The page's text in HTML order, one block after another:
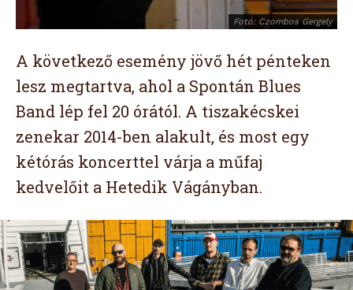
Fotó: Czombos Gergely
A következő esemény jövő hét pénteken
lesz megtartva, ahol a Spontán Blues
Band lép fel 20 órától. A tiszakécskei
zenekar 2014-ben alakult, és most egy
kétórás koncerttel várja a műfaj
kedvelőit a Hetedik Vágányban.